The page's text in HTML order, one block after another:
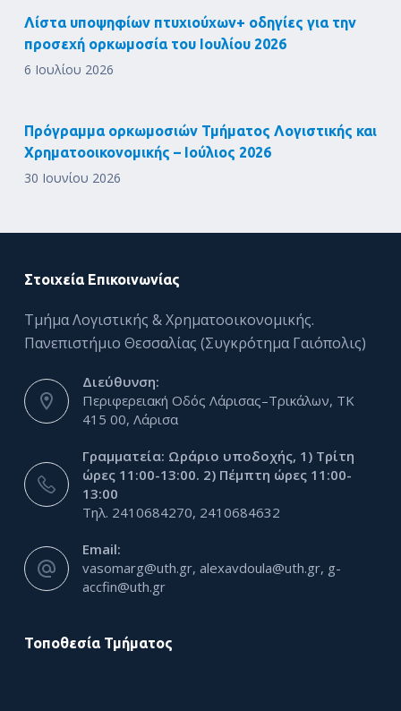
Λίστα υποψηφίων πτυχιούχων+ οδηγίες για την
προσεχή ορκωμοσία του Ιουλίου 2026
6 Ιουλίου 2026
Πρόγραμμα ορκωμοσιών Τμήματος Λογιστικής και
Χρηματοοικονομικής – Ιούλιος 2026
30 Ιουνίου 2026
Στοιχεία Επικοινωνίας
Τμήμα Λογιστικής & Χρηματοοικονομικής.
Πανεπιστήμιο Θεσσαλίας (Συγκρότημα Γαιόπολις)
Διεύθυνση:
Περιφερειακή Οδός Λάρισας–Τρικάλων, ΤΚ
415 00, Λάρισα
Γραμματεία: Ωράριο υποδοχής, 1) Τρίτη
ώρες 11:00-13:00. 2) Πέμπτη ώρες 11:00-
13:00
Τηλ. 2410684270, 2410684632
Email:
vasomarg@uth.gr, alexavdoula@uth.gr, g-
accfin@uth.gr
Τοποθεσία Τμήματος